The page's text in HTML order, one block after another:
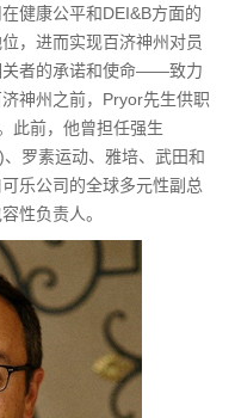
健康公平和DEI&B方面的
，进而实现百济神州对员
关者的承诺和使命——致力
神州之前，Pryor先生供职
此前，他曾担任强生
罗素运动、雅培、武田和
乐公司的全球多元性副总
性负责人。